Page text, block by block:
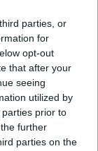
parties, or
for
opt-out
that after your
seeing
utilized by
prior to
further
parties on the